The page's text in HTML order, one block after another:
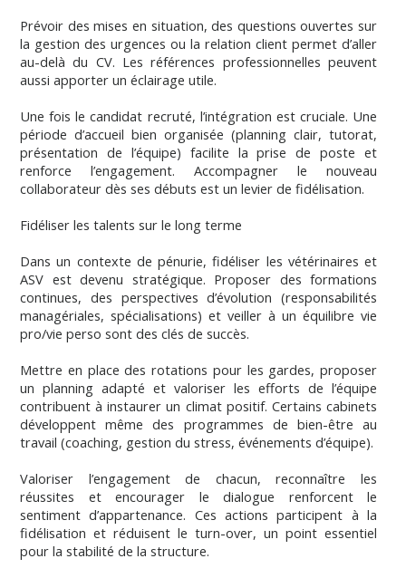
Prévoir des mises en situation, des questions ouvertes sur
la gestion des urgences ou la relation client permet d’aller
au-delà du CV. Les références professionnelles peuvent
aussi apporter un éclairage utile.
Une fois le candidat recruté, l’intégration est cruciale. Une
période d’accueil bien organisée (planning clair, tutorat,
présentation de l’équipe) facilite la prise de poste et
renforce l’engagement. Accompagner le nouveau
collaborateur dès ses débuts est un levier de fidélisation.
Fidéliser les talents sur le long terme
Dans un contexte de pénurie, fidéliser les vétérinaires et
ASV est devenu stratégique. Proposer des formations
continues, des perspectives d’évolution (responsabilités
managériales, spécialisations) et veiller à un équilibre vie
pro/vie perso sont des clés de succès.
Mettre en place des rotations pour les gardes, proposer
un planning adapté et valoriser les efforts de l’équipe
contribuent à instaurer un climat positif. Certains cabinets
développent même des programmes de bien-être au
travail (coaching, gestion du stress, événements d’équipe).
Valoriser l’engagement de chacun, reconnaître les
réussites et encourager le dialogue renforcent le
sentiment d’appartenance. Ces actions participent à la
fidélisation et réduisent le turn-over, un point essentiel
pour la stabilité de la structure.